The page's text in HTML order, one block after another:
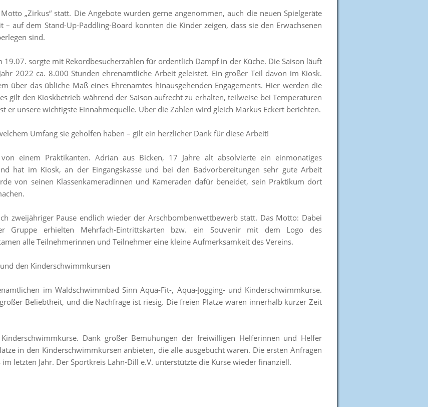
„Zirkus“ statt. Die Angebote wurden gerne angenommen, auch die neuen Spielgeräte
auf dem Stand-Up-Paddling-Board konnten die Kinder zeigen, dass sie den Erwachsenen
sind.
19.07. sorgte mit Rekordbesucherzahlen für ordentlich Dampf in der Küche. Die Saison läuft
2022 ca. 8.000 Stunden ehrenamtliche Arbeit geleistet. Ein großer Teil davon im Kiosk.
über das übliche Maß eines Ehrenamtes hinausgehenden Engagements. Hier werden die
gilt den Kioskbetrieb während der Saison aufrecht zu erhalten, teilweise bei Temperaturen
er unsere wichtigste Einnahmequelle. Über die Zahlen wird gleich Markus Eckert berichten.
Umfang sie geholfen haben – gilt ein herzlicher Dank für diese Arbeit!
einem Praktikanten. Adrian aus Bicken, 17 Jahre alt absolvierte ein einmonatiges
hat im Kiosk, an der Eingangskasse und bei den Badvorbereitungen sehr gute Arbeit
von seinen Klassenkameradinnen und Kameraden dafür beneidet, sein Praktikum dort
zweijähriger Pause endlich wieder der Arschbombenwettbewerb statt. Das Motto: Dabei
erhielten Mehrfach-Eintrittskarten bzw. ein Souvenir mit dem Logo des
alle Teilnehmerinnen und Teilnehmer eine kleine Aufmerksamkeit des Vereins.
den Kinderschwimmkursen
im Waldschwimmbad Sinn Aqua-Fit-, Aqua-Jogging- und Kinderschwimmkurse.
Beliebtheit, und die Nachfrage ist riesig. Die freien Plätze waren innerhalb kurzer Zeit
Dank großer Bemühungen der freiwilligen Helferinnen und Helfer
in den Kinderschwimmkursen anbieten, die alle ausgebucht waren. Die ersten Anfragen
letzten Jahr. Der Sportkreis Lahn-Dill e.V. unterstützte die Kurse wieder finanziell.